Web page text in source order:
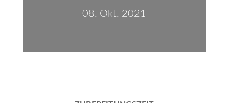
08. Okt. 2021